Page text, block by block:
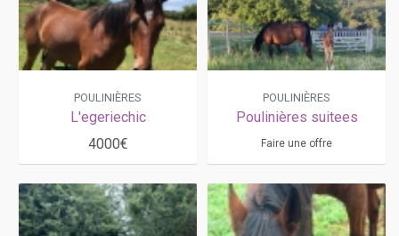
POULINIÈRES
L'egeriechic
4000€
POULINIÈRES
Poulinières suitees
Faire une offre